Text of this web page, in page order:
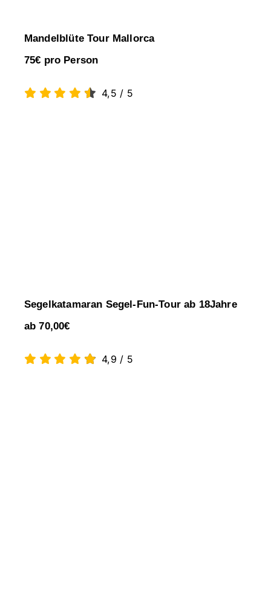
Mandelblüte Tour Mallorca
75€ pro Person
4,5 / 5
Segelkatamaran Segel-Fun-Tour ab 18Jahre
ab 70,00€
4,9 / 5